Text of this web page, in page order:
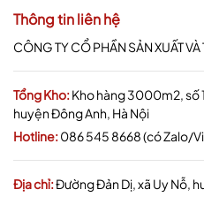
Thông tin liên hệ
CÔNG TY CỔ PHẦN SẢN XUẤT
Tổng Kho:Kho hàng 3000m2, số
huyện Đông Anh, Hà Nội
Hotline:086 545 8668 (có Zalo/
Địa chỉ:Đường Đản Dị, xã Uy Nỗ,